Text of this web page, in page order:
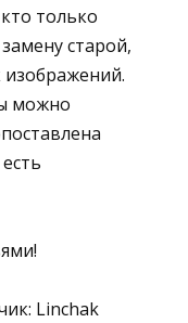
только
старой,
можно
Linchak